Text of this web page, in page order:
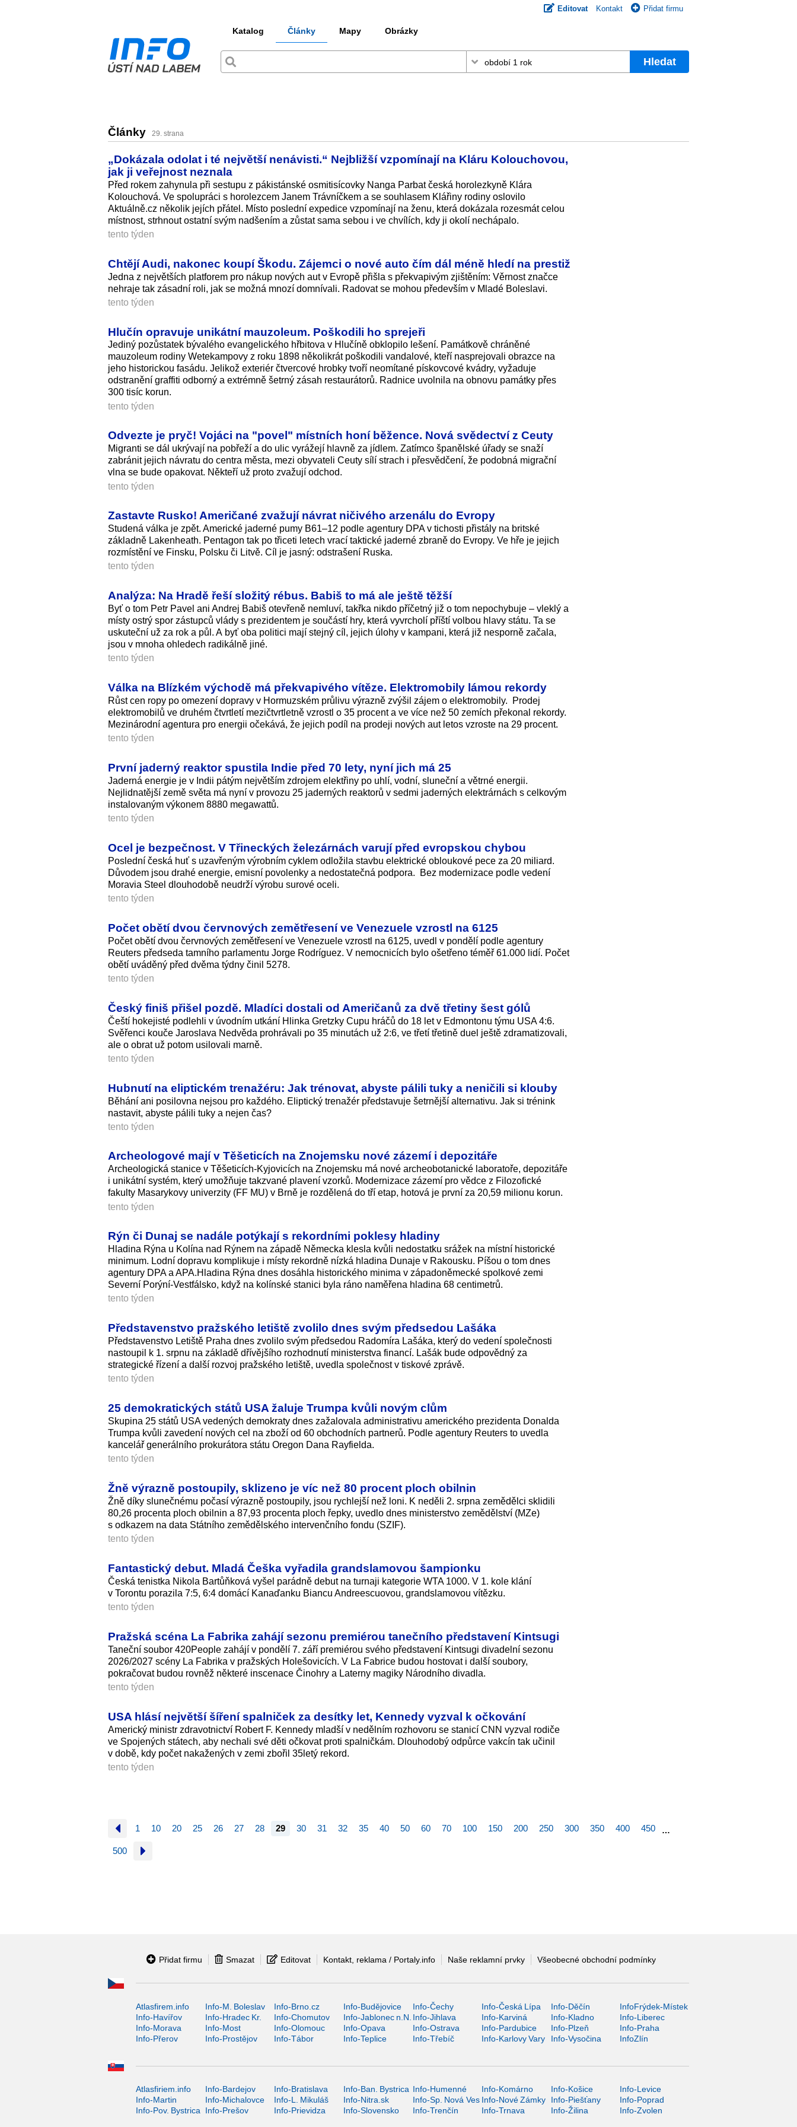
Editovat Kontakt Přidat firmu
Katalog Články Mapy Obrázky
Hledat
Články 29. strana
„Dokázala odolat i té největší nenávisti.“ Nejbližší vzpomínají na Kláru Kolouchovou,
jak ji veřejnost neznala
Před rokem zahynula při sestupu z pákistánské osmitisícovky Nanga Parbat česká horolezkyně Klára
Kolouchová. Ve spolupráci s horolezcem Janem Trávníčkem a se souhlasem Klářiny rodiny oslovilo
Aktuálně.cz několik jejích přátel. Místo poslední expedice vzpomínají na ženu, která dokázala rozesmát celou
místnost, strhnout ostatní svým nadšením a zůstat sama sebou i ve chvílích, kdy ji okolí nechápalo.
tento týden
Chtějí Audi, nakonec koupí Škodu. Zájemci o nové auto čím dál méně hledí na prestiž
Jedna z největších platforem pro nákup nových aut v Evropě přišla s překvapivým zjištěním: Věrnost značce
nehraje tak zásadní roli, jak se možná mnozí domnívali. Radovat se mohou především v Mladé Boleslavi.
tento týden
Hlučín opravuje unikátní mauzoleum. Poškodili ho sprejeři
Jediný pozůstatek bývalého evangelického hřbitova v Hlučíně obklopilo lešení. Památkově chráněné
mauzoleum rodiny Wetekampovy z roku 1898 několikrát poškodili vandalové, kteří nasprejovali obrazce na
jeho historickou fasádu. Jelikož exteriér čtvercové hrobky tvoří neomítané pískovcové kvádry, vyžaduje
odstranění graffiti odborný a extrémně šetrný zásah restaurátorů. Radnice uvolnila na obnovu památky přes
300 tisíc korun.
tento týden
Odvezte je pryč! Vojáci na "povel" místních honí běžence. Nová svědectví z Ceuty
Migranti se dál ukrývají na pobřeží a do ulic vyrážejí hlavně za jídlem. Zatímco španělské úřady se snaží
zabránit jejich návratu do centra města, mezi obyvateli Ceuty sílí strach i přesvědčení, že podobná migrační
vlna se bude opakovat. Někteří už proto zvažují odchod.
tento týden
Zastavte Rusko! Američané zvažují návrat ničivého arzenálu do Evropy
Studená válka je zpět. Americké jaderné pumy B61–12 podle agentury DPA v tichosti přistály na britské
základně Lakenheath. Pentagon tak po třiceti letech vrací taktické jaderné zbraně do Evropy. Ve hře je jejich
rozmístění ve Finsku, Polsku či Litvě. Cíl je jasný: odstrašení Ruska.
tento týden
Analýza: Na Hradě řeší složitý rébus. Babiš to má ale ještě těžší
Byť o tom Petr Pavel ani Andrej Babiš otevřeně nemluví, takřka nikdo příčetný již o tom nepochybuje – vleklý a
místy ostrý spor zástupců vlády s prezidentem je součástí hry, která vyvrcholí příští volbou hlavy státu. Ta se
uskuteční už za rok a půl. A byť oba politici mají stejný cíl, jejich úlohy v kampani, která již nesporně začala,
jsou v mnoha ohledech radikálně jiné.
tento týden
Válka na Blízkém východě má překvapivého vítěze. Elektromobily lámou rekordy
Růst cen ropy po omezení dopravy v Hormuzském průlivu výrazně zvýšil zájem o elektromobily. Prodej
elektromobilů ve druhém čtvrtletí mezičtvrtletně vzrostl o 35 procent a ve více než 50 zemích překonal rekordy.
Mezinárodní agentura pro energii očekává, že jejich podíl na prodeji nových aut letos vzroste na 29 procent.
tento týden
První jaderný reaktor spustila Indie před 70 lety, nyní jich má 25
Jaderná energie je v Indii pátým největším zdrojem elektřiny po uhlí, vodní, sluneční a větrné energii.
Nejlidnatější země světa má nyní v provozu 25 jaderných reaktorů v sedmi jaderných elektrárnách s celkovým
instalovaným výkonem 8880 megawattů.
tento týden
Ocel je bezpečnost. V Třineckých železárnách varují před evropskou chybou
Poslední česká huť s uzavřeným výrobním cyklem odložila stavbu elektrické obloukové pece za 20 miliard.
Důvodem jsou drahé energie, emisní povolenky a nedostatečná podpora. Bez modernizace podle vedení
Moravia Steel dlouhodobě neudrží výrobu surové oceli.
tento týden
Počet obětí dvou červnových zemětřesení ve Venezuele vzrostl na 6125
Počet obětí dvou červnových zemětřesení ve Venezuele vzrostl na 6125, uvedl v pondělí podle agentury
Reuters předseda tamního parlamentu Jorge Rodríguez. V nemocnicích bylo ošetřeno téměř 61.000 lidí. Počet
obětí uváděný před dvěma týdny činil 5278.
tento týden
Český finiš přišel pozdě. Mladíci dostali od Američanů za dvě třetiny šest gólů
Čeští hokejisté podlehli v úvodním utkání Hlinka Gretzky Cupu hráčů do 18 let v Edmontonu týmu USA 4:6.
Svěřenci kouče Jaroslava Nedvěda prohrávali po 35 minutách už 2:6, ve třetí třetině duel ještě zdramatizovali,
ale o obrat už potom usilovali marně.
tento týden
Hubnutí na eliptickém trenažéru: Jak trénovat, abyste pálili tuky a neničili si klouby
Běhání ani posilovna nejsou pro každého. Eliptický trenažér představuje šetrnější alternativu. Jak si trénink
nastavit, abyste pálili tuky a nejen čas?
tento týden
Archeologové mají v Těšeticích na Znojemsku nové zázemí i depozitáře
Archeologická stanice v Těšeticích-Kyjovicích na Znojemsku má nové archeobotanické laboratoře, depozitáře
i unikátní systém, který umožňuje takzvané plavení vzorků. Modernizace zázemí pro vědce z Filozofické
fakulty Masarykovy univerzity (FF MU) v Brně je rozdělená do tří etap, hotová je první za 20,59 milionu ko­run.
tento týden
Rýn či Dunaj se nadále potýkají s rekordními poklesy hladiny
Hladina Rýna u Kolína nad Rýnem na západě Německa klesla kvůli nedostatku srážek na místní historické
minimum. Lodní dopravu komplikuje i místy rekordně nízká hladina Dunaje v Rakousku. Píšou o tom dnes
agentury DPA a APA.Hladina Rýna dnes dosáhla historického minima v západoněmecké spolkové zemi
Severní Porýní-Vestfálsko, když na kolínské stanici byla ráno naměřena hladina 68 centimetrů.
tento týden
Představenstvo pražského letiště zvolilo dnes svým předsedou Lašáka
Představenstvo Letiště Praha dnes zvolilo svým předsedou Radomíra Lašáka, který do vedení společnosti
nastoupil k 1. srpnu na základě dřívějšího rozhodnutí ministerstva financí. Lašák bude odpovědný za
strategické řízení a další rozvoj pražského letiště, uvedla společnost v tiskové zprávě.
tento týden
25 demokratických států USA žaluje Trumpa kvůli novým clům
Skupina 25 států USA vedených demokraty dnes zažalovala administrativu amerického prezidenta Donalda
Trumpa kvůli zavedení nových cel na zboží od 60 obchodních partnerů. Podle agentury Reuters to uvedla
kancelář generálního prokurátora státu Oregon Dana Rayfielda.
tento týden
Žně výrazně postoupily, sklizeno je víc než 80 procent ploch obilnin
Žně díky slunečnému počasí výrazně postoupily, jsou rychlejší než loni. K neděli 2. srpna zemědělci sklidili
80,26 procenta ploch obilnin a 87,93 procenta ploch řepky, uvedlo dnes ministerstvo zemědělství (MZe)
s odkazem na data Státního zemědělského intervenčního fondu (SZIF).
tento týden
Fantastický debut. Mladá Češka vyřadila grandslamovou šampionku
Česká tenistka Nikola Bartůňková vyšel parádně debut na turnaji kategorie WTA 1000. V 1. kole klání
v Torontu porazila 7:5, 6:4 domácí Kanaďanku Biancu Andreescuovou, grandslamovou vítězku.
tento týden
Pražská scéna La Fabrika zahájí sezonu premiérou tanečního představení Kintsugi
Taneční soubor 420People zahájí v pondělí 7. září premiérou svého představení Kintsugi divadelní sezonu
2026/2027 scény La Fabrika v pražských Holešovicích. V La Fabrice budou hostovat i další soubory,
pokračovat budou rovněž některé inscenace Činohry a Laterny magiky Národního divadla.
tento týden
USA hlásí největší šíření spalniček za desítky let, Kennedy vyzval k očkování
Americký ministr zdravotnictví Robert F. Kennedy mladší v nedělním rozhovoru se stanicí CNN vyzval rodiče
ve Spojených státech, aby nechali své děti očkovat proti spalničkám. Dlouhodobý odpůrce vakcín tak učinil
v době, kdy počet nakažených v zemi zbořil 35letý rekord.
tento týden
1 10 20 25 26 27 28 29 30 31 32 35 40 50 60 70 100 150 200 250 300 350 400 450 …
500
Přidat firmu Smazat Editovat Kontakt, reklama / Portaly.info Naše reklamní prvky Všeobecné obchodní podmínky
Atlasfirem.info Info-M. Boleslav Info-Brno.cz Info-Budějovice Info-Čechy Info-Česká Lípa Info-Děčín
InfoFrýdek-Místek
Info-Havířov
Info-Hradec Kr. Info-Chomutov Info-Jablonec n.N. Info-Jihlava Info-Karviná Info-Kladno
Info-Liberec
Info-Morava
Info-Most Info-Olomouc Info-Opava Info-Ostrava Info-Pardubice Info-Plzeň
Info-Praha
Info-Přerov
Info-Prostějov Info-Tábor Info-Teplice Info-Třebíč Info-Karlovy Vary Info-Vysočina InfoZlín
Atlasfiriem.info Info-Bardejov Info-Bratislava Info-Ban. Bystrica Info-Humenné Info-Komárno Info-Košice
Info-Levice
Info-Martin
Info-Michalovce Info-L. Mikuláš Info-Nitra.sk Info-Sp. Nová Ves Info-Nové Zámky Info-Piešťany
Info-Poprad
Info-Pov. Bystrica Info-Prešov Info-Prievidza Info-Slovensko Info-Trenčín Info-Trnava Info-Žilina Info-Zvolen